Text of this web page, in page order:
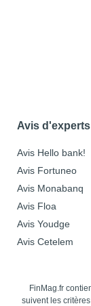
Avis d'experts
Avis Hello bank!
Avis Fortuneo
Avis Monabanq
Avis Floa
Avis Youdge
Avis Cetelem
FinMag.fr
suivent les